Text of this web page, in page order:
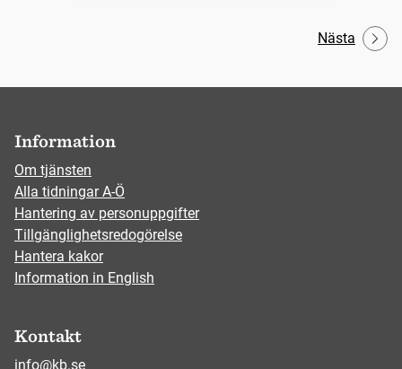
Nästa
Information
Om tjänsten
Alla tidningar A-Ö
Hantering av personuppgifter
Tillgänglighetsredogörelse
Hantera kakor
Information in English
Kontakt
info@kb.se